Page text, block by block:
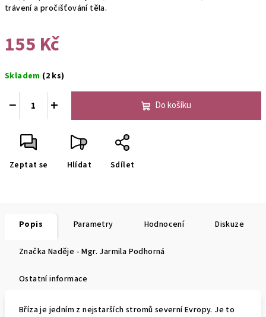
trávení a pročišťování těla.
155 Kč
cena:
Skladem (2 ks)
+
− Do košíku
Zeptat se Hlídat Sdílet
Popis Parametry Hodnocení Diskuze
Značka Naděje - Mgr. Jarmila Podhorná
Ostatní informace
Bříza je jedním z nejstarších stromů severní Evropy. Je to